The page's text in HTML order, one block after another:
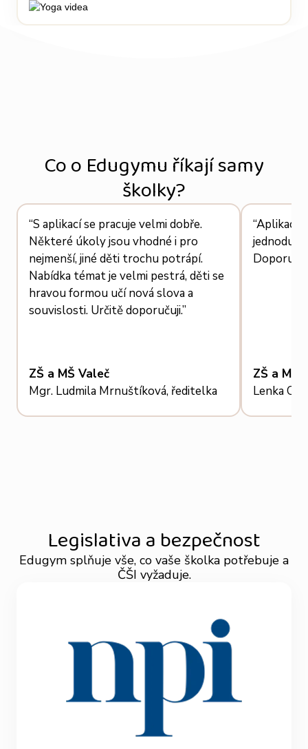
Co o Edugymu říkají samy
školky?
“S aplikací se pracuje velmi dobře.
Některé úkoly jsou vhodné i pro
nejmenší, jiné děti trochu potrápí.
Nabídka témat je velmi pestrá, děti se
hravou formou učí nová slova a
souvislosti. Určitě doporučuji.”
ZŠ a MŠ Valeč
Mgr. Ludmila Mrnuštíková, ředitelka
“Aplikace
ZŠ a MŠ
Lenka
Legislativa a bezpečnost
Edugym splňuje vše, co vaše školka potřebuje a
ČŠI vyžaduje.